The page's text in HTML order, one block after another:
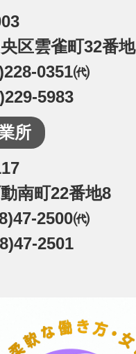
区雲雀町32番地
0351㈹
5983
所
南町22番地8
2500㈹
2501